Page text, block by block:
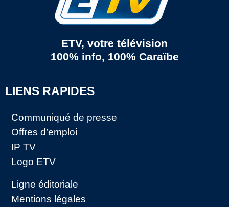
ETV, votre télévision
100% info, 100% Caraïbe
LIENS RAPIDES
Communiqué de presse
Offres d’emploi
IP TV
Logo ETV
Ligne éditoriale
Mentions légales